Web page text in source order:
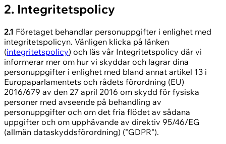
2. Integritetspolicy
2.1 Företaget behandlar personuppgifter i enlighet med
integritetspolicyn. Vänligen klicka på länken
(integritetspolicy) och läs vår Integritetspolicy där vi
informerar mer om hur vi skyddar och lagrar dina
personuppgifter i enlighet med bland annat artikel 13 i
Europaparlamentets och rådets förordning (EU)
2016/679 av den 27 april 2016 om skydd för fysiska
personer med avseende på behandling av
personuppgifter och om det fria flödet av sådana
uppgifter och om upphävande av direktiv 95/46/EG
(allmän dataskyddsförordning) ("GDPR").